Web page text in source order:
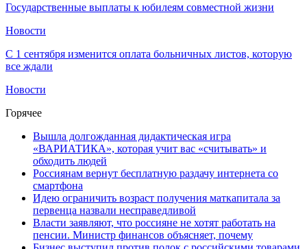
Государственные выплаты к юбилеям совместной жизни
Новости
С 1 сентября изменится оплата больничных листов, которую
все ждали
Новости
Горячее
Вышла долгожданная дидактическая игра
«ВАРИАТИКА», которая учит вас «считывать» и
обходить людей
Россиянам вернут бесплатную раздачу интернета со
смартфона
Идею ограничить возраст получения маткапитала за
первенца назвали несправедливой
Власти заявляют, что россияне не хотят работать на
пенсии. Министр финансов объясняет, почему